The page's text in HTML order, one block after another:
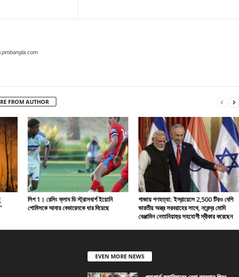
FROM AUTHOR
লিগ 1। রেসিং ক্লাব ডি স্ট্রাসবার্গ ইয়োনি
গোমিসকে আবার বেভারেনকে ধার দিয়েছে
গাজায় গণহত্যা: ইস্রায়েলে 2,500 টিরও বেশি
ভারতীয় অস্ত্র সরবরাহের সাথে, নরেন্দ্র মোদি
বেঞ্জামিন নেতানিয়াহুর সহযোগী স্বীকার করেছেন
EVEN MORE NEWS